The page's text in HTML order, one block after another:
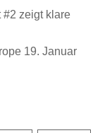
#2 zeigt klare
19. Januar